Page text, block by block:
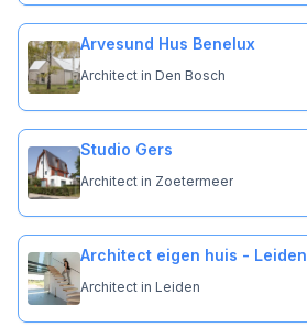
Arvesund Hus Benelux
Architect in Den Bosch
Studio Gers
Architect in Zoetermeer
Architect eigen huis - Leiden
Architect in Leiden